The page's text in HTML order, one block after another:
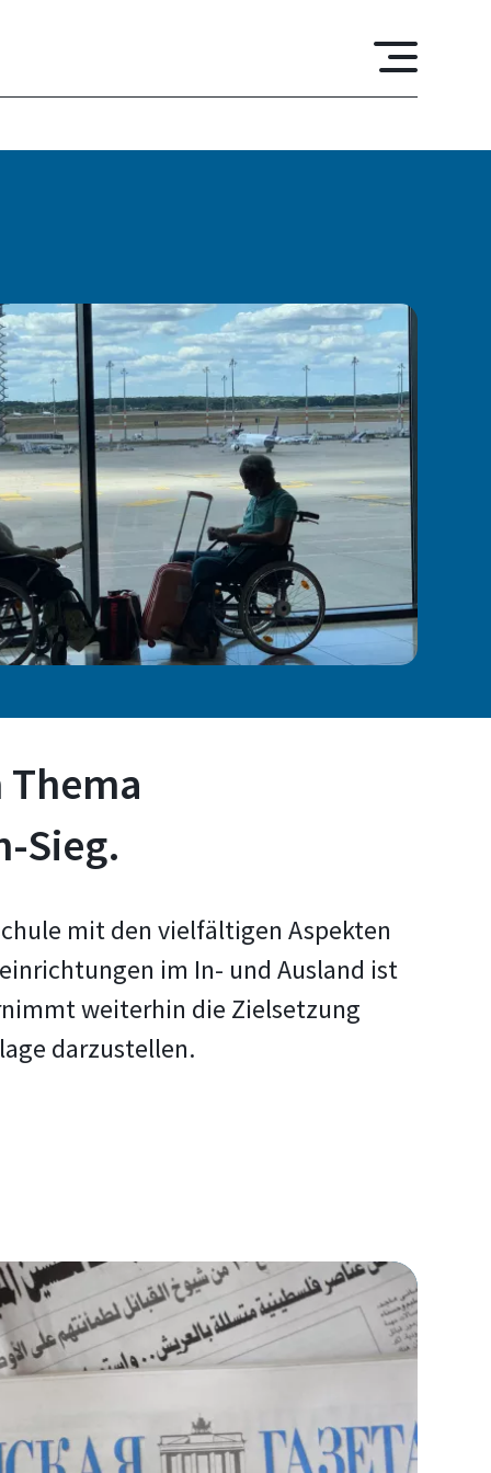
Sieg.
mit den vielfältigen Aspekten
im In- und Ausland ist
weiterhin die Zielsetzung
darzustellen.